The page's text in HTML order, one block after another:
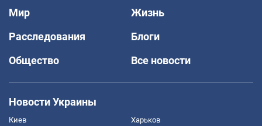
Мир
Жизнь
Расследования
Блоги
Общество
Все новости
Новости Украины
Киев Харьков